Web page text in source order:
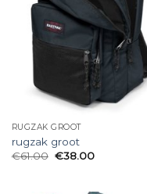
RUGZAK GROOT
rugzak groot
€61.00 €38.00